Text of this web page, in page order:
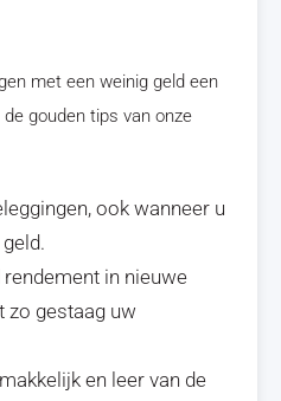
met een weinig geld een
gouden tips van onze
ook wanneer u
in nieuwe
zo gestaag uw
en leer van de